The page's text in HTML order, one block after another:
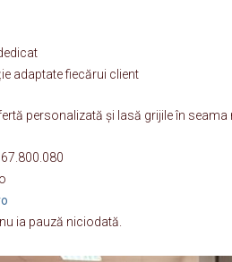
adaptate fiecărui client
personalizată și lasă grijile în seama
ia pauză niciodată.